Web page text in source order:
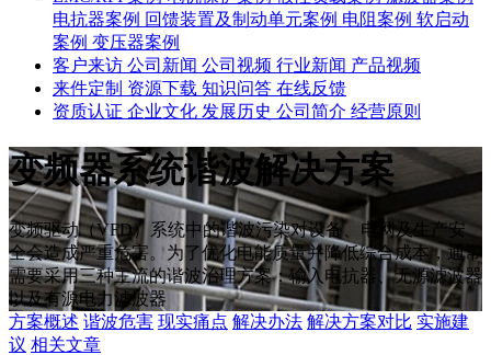
电抗器案例 回馈装置及制动单元案例 电阻案例 软启动
案例 变压器案例
客户来访 公司新闻 公司视频 行业新闻 产品视频
来件定制 资源下载 知识问答 在线反馈
资质认证 企业文化 发展历史 公司简介 经营原则
变频器系统谐波解决方案
变频驱动（VFD）系统中的谐波污染对设备、电网及生产安
全会造成严重危害。为了优化电能质量并降低综合成本，通常
需要采用三种主流的谐波治理方案：输入电抗器、无源滤波器
以及有源电力滤波器
方案概述 谐波危害 现实痛点 解决办法 解决方案对比 实施建
议 相关文章